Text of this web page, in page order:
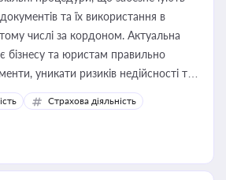
та їх використання в
числі за кордоном. Актуальна
бізнесу та юристам правильно
уникати ризиків недійсності та
прийняття органами влади та
Страхова діяльність